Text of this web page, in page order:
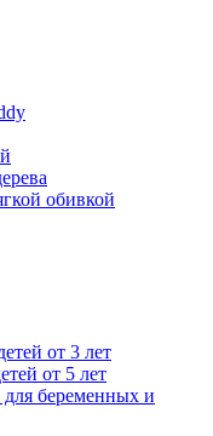
обивкой
от 3 лет
от 5 лет
беременных и